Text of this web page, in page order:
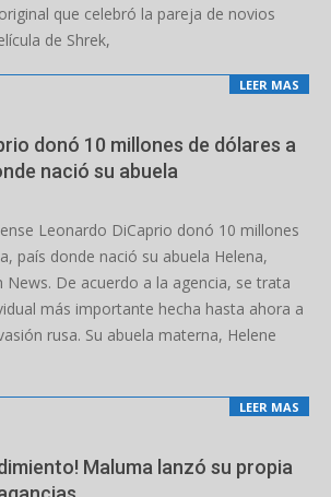
que celebró la pareja de novios
de Shrek,
LEER MAS
donó 10 millones de dólares a
nació su abuela
Leonardo DiCaprio donó 10 millones
país donde nació su abuela Helena,
News. De acuerdo a la agencia, se trata
más importante hecha hasta ahora a
rusa. Su abuela materna, Helene
LEER MAS
Maluma lanzó su propia